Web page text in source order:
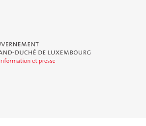
Grand-Duché de Luxembourg - Service